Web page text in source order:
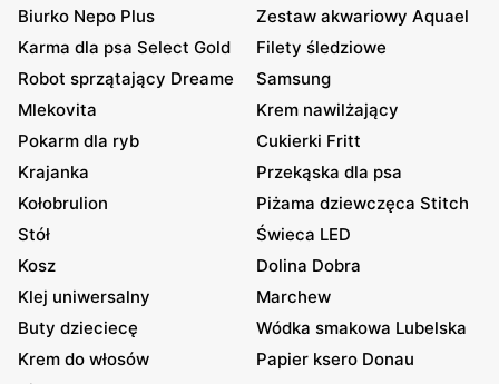
Biurko Nepo Plus
Zestaw akwariowy Aquael
Karma dla psa Select Gold
Filety śledziowe
Robot sprzątający Dreame
Samsung
Mlekovita
Krem nawilżający
Pokarm dla ryb
Cukierki Fritt
Krajanka
Przekąska dla psa
Kołobrulion
Piżama dziewczęca Stitch
Stół
Świeca LED
Kosz
Dolina Dobra
Klej uniwersalny
Marchew
Buty dzieciecę
Wódka smakowa Lubelska
Krem do włosów
Papier ksero Donau